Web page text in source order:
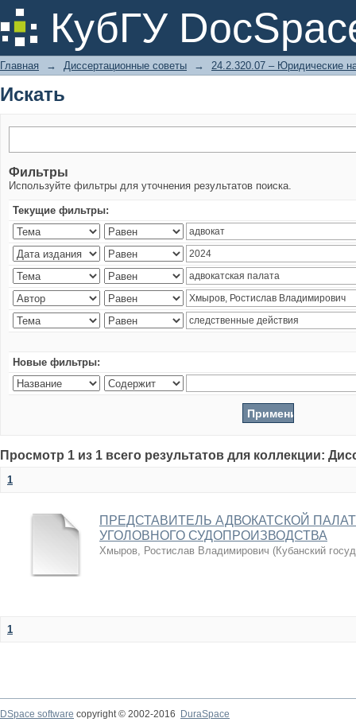
КубГУ
Искать
Главная → Диссертационные советы → 24.2.320.07 – Юридические
Искать
Фильтры
Используйте фильтры для уточнения результатов поиска.
Текущие фильтры:
Новые фильтры:
Просмотр 1 из 1 всего результатов для коллекции:
1
ПРЕДСТАВИТЕЛЬ АДВОКАТСКОЙ
УГОЛОВНОГО СУДОПРОИЗВОДСТВА
Хмыров, Ростислав Владимирович (Кубанский
1
DSpace software copyright © 2002-2016
DuraSpace